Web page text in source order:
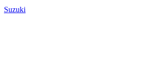
Suzuki